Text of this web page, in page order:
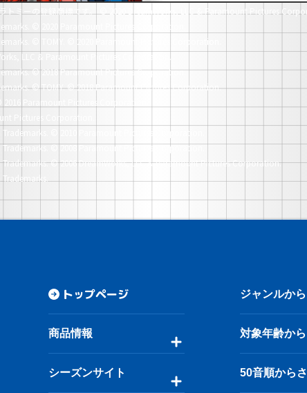
トミーの登録商標です。
© 2020 DreamWorks, LLC & Paramount Pictures
© 2020 Paramount Pictures Corporation.
© TOMY. © 2020 Paramount Pictures Corporation.
LLC & Paramount Pictures Corporation.
© 2018 Paramount Pictures Corporation.
© TOMY. © 2018 Paramount Pictures Corporation.
2016 Paramount Pictures Corporation.
Pictures Corporation.
© 2010 Paramount Pictures Corporation.
© 2008 Paramount Pictures Corporation.
© 2006 DreamWorks, LLC & Paramount Pictures Corporation.
トップページ
商品情報
シーズンサイト
ジャンルか
対象年齢か
50音順から